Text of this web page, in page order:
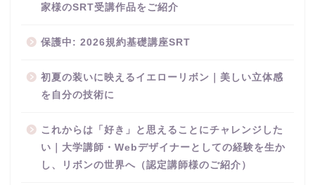
家様のSRT受講作品をご紹介
保護中: 2026規約基礎講座SRT
初夏の装いに映えるイエローリボン｜美しい立体感
を自分の技術に
これからは「好き」と思えることにチャレンジした
い｜大学講師・Webデザイナーとしての経験を生か
し、リボンの世界へ（認定講師様のご紹介）